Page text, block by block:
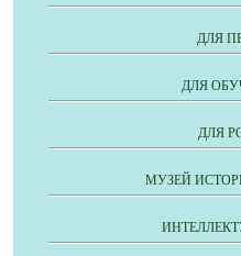
ДЛЯ
ДЛЯ
ДЛЯ
МУЗЕЙ